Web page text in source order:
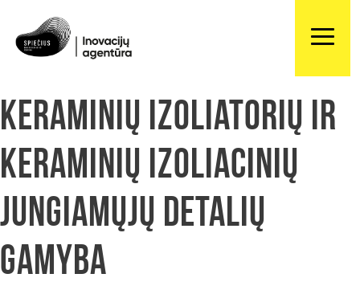
Keraminių izoliatorių ir
keraminių izoliacinių
jungiamųjų detalių
gamyba